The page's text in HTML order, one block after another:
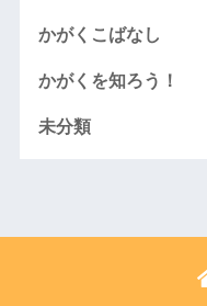
かがくこばなし
かがくを知ろう！
未分類